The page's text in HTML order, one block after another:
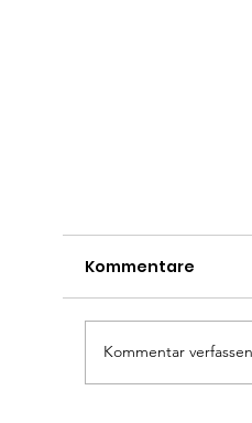
Kommentare
Kommentar